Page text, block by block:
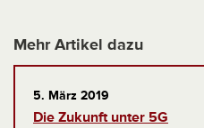
Mehr Artikel dazu
5. März 2019
Die Zukunft unter 5G